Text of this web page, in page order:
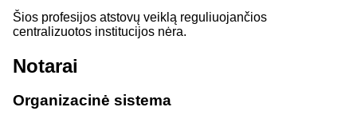
Šios profesijos atstovų veiklą reguliuojančios
centralizuotos institucijos nėra.
Notarai
Organizacinė sistema